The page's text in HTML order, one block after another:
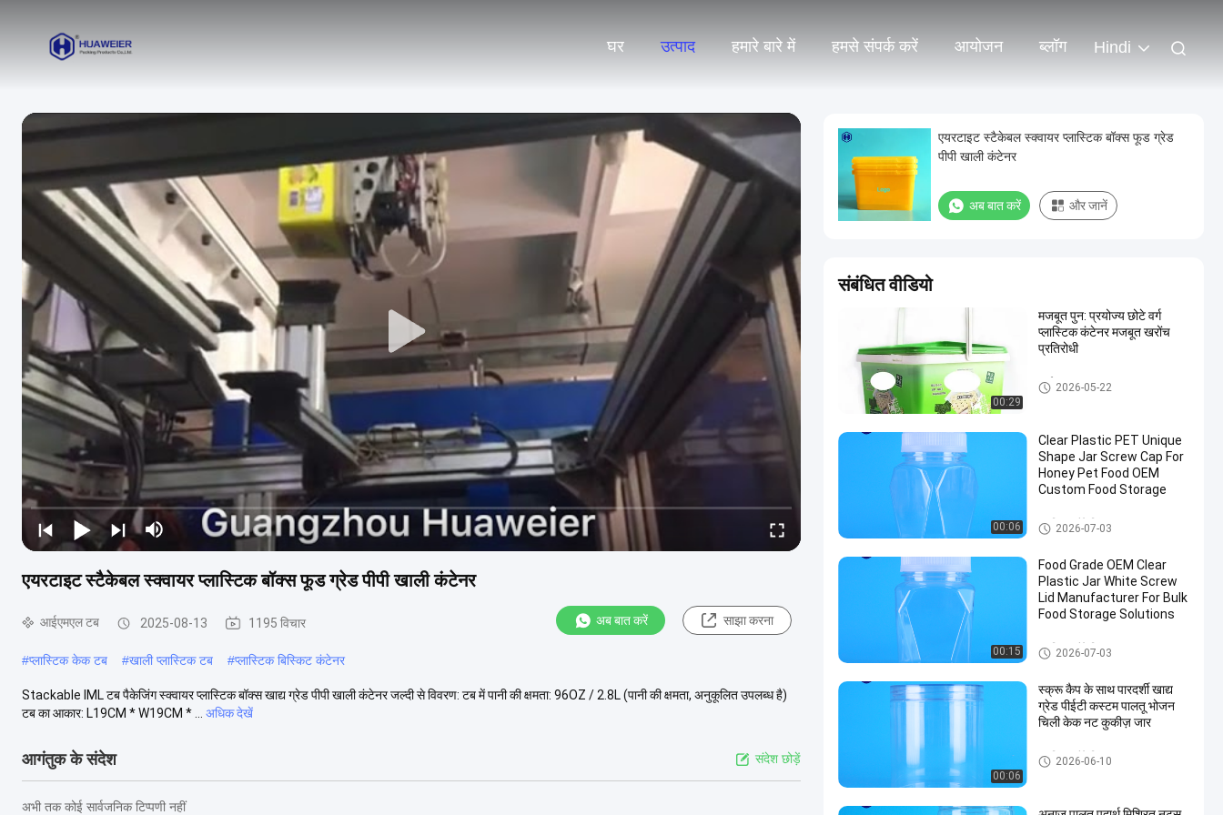
घर उत्पाद हमारे बारे में हमसे संपर्क करें आयोजन ब्लॉग Hindi
एयरटाइट स्टैकेबल स्क्वायर प्लास्टिक बॉक्स फूड ग्रेड पीपी खाली कंटेनर
आईएमएल टब 2025-08-13 1195 विचार अब बात करें साझा करना
#प्लास्टिक केक टब #खाली प्लास्टिक टब #प्लास्टिक बिस्किट कंटेनर
Stackable IML टब पैकेजिंग स्क्वायर प्लास्टिक बॉक्स खाद्य ग्रेड पीपी खाली कंटेनर जल्दी से विवरण: टब में पानी की क्षमता: 96OZ / 2.8L (पानी की क्षमता, अनुकूलित उपलब्ध है)
टब का आकार: L19CM * W19CM * ...
अधिक देखें
आगंतुक के संदेश संदेश छोड़ें
अभी तक कोई सार्वजनिक टिप्पणी नहीं
एयरटाइट स्टैकेबल स्क्वायर प्लास्टिक बॉक्स फूड ग्रेड
पीपी खाली कंटेनर
अब बात करें और जानें
संबंधित वीडियो
00:29
मजबूत पुन: प्रयोज्य छोटे वर्ग
प्लास्टिक कंटेनर मजबूत खरोंच
प्रतिरोधी
आईएमएल टब
2026-05-22
00:06
Clear Plastic PET Unique
Shape Jar Screw Cap For
Honey Pet Food OEM
Custom Food Storage
प्लास्टिक पैकेजिंग जार
2026-07-03
00:15
Food Grade OEM Clear
Plastic Jar White Screw
Lid Manufacturer For Bulk
Food Storage Solutions
प्लास्टिक पैकेजिंग जार
2026-07-03
00:06
स्क्रू कैप के साथ पारदर्शी खाद्य
ग्रेड पीईटी कस्टम पालतू भोजन
चिली केक नट कुकीज़ जार
प्लास्टिक पैकेजिंग जार
2026-06-10